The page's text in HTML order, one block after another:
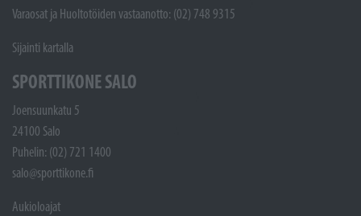
Varaosat ja Huoltotöiden vastaanotto: (02) 748 9315
Sijainti kartalla
SPORTTIKONE SALO
Joensuunkatu 5
24100 Salo
Puhelin: (02) 721 1400
salo@sporttikone.fi
Aukioloajat